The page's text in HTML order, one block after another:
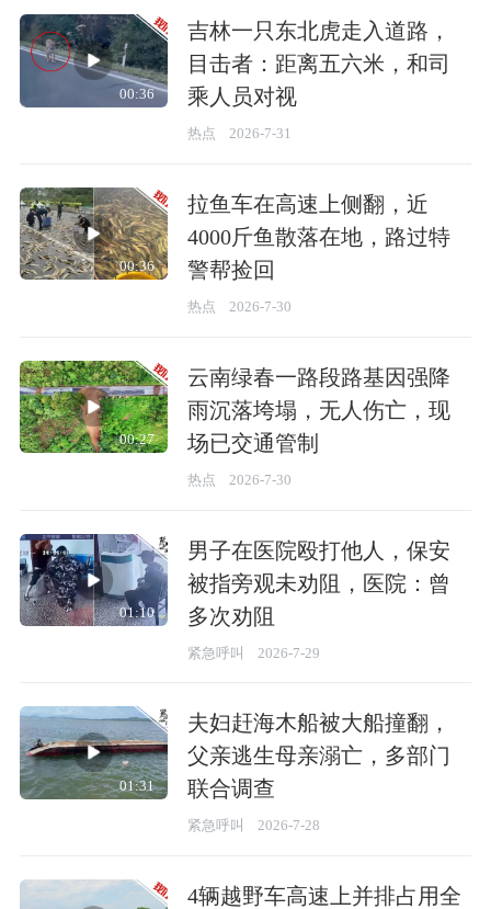
00:36
吉林一只东北虎走入道路，
目击者：距离五六米，和司
乘人员对视
热点 2026-7-31
00:36
拉鱼车在高速上侧翻，近
4000斤鱼散落在地，路过特
警帮捡回
热点 2026-7-30
00:27
云南绿春一路段路基因强降
雨沉落垮塌，无人伤亡，现
场已交通管制
热点 2026-7-30
01:10
男子在医院殴打他人，保安
被指旁观未劝阻，医院：曾
多次劝阻
紧急呼叫 2026-7-29
01:31
夫妇赶海木船被大船撞翻，
父亲逃生母亲溺亡，多部门
联合调查
紧急呼叫 2026-7-28
4辆越野车高速上并排占用全